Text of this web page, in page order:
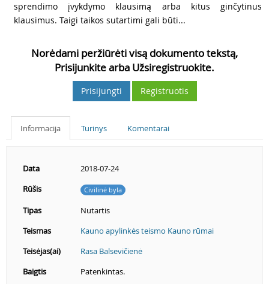
sprendimo įvykdymo klausimą arba kitus ginčytinus
klausimus. Taigi taikos sutartimi gali būti...
Norėdami peržiūrėti visą dokumento tekstą,
Prisijunkite arba Užsiregistruokite.
Prisijungti Registruotis
Informacija Turinys Komentarai
Data
2018-07-24
Rūšis
Civilinė byla
Tipas
Nutartis
Teismas
Kauno apylinkės teismo Kauno rūmai
Teisėjas(ai)
Rasa Balsevičienė
Baigtis
Patenkintas.